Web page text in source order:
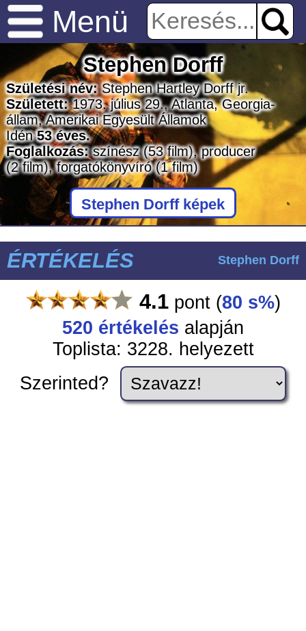
Menü
Stephen Dorff
Születési név:Stephen Hartley Dorff jr.
Született:1973. július 29., Atlanta, Georgia-
állam, Amerikai Egyesült Államok
Idén53 éves.
Foglalkozás:színész(53 film), producer
(2 film), forgatókönyvíró(1 film)
Stephen Dorff képek
ÉRTÉKELÉS Stephen Dorff
4.1pont (80 s%)
520 értékelés alapján
Toplista: 3228. helyezett
Szerinted?